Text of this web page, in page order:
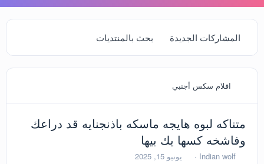
المشاركات الجديدة بحث بالمنتديات
افلام سكس أجنبي
متناكه لبوه هايجه ماسكه باذنجنايه قد دراعك
وفاشخه كسها يك بيها
بIndian wolf
تيونيو 15, 2025